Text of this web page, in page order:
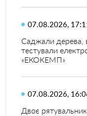
07.08.2026,
Саджали дерева,
тестували
«ЕКОКЕМП»
07.08.2026,
Двоє